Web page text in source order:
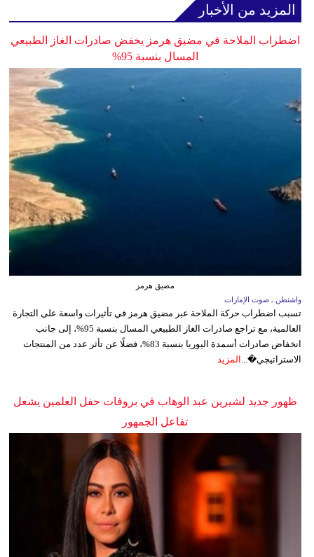
المزيد من الأخبار
اضطراب الملاحة في مضيق هرمز يخفض صادرات الغاز الطبيعي
المسال بنسبة 95%
مضيق هرمز
واشنطن ـ صوت الإمارات
تسبب اضطراب حركة الملاحة عبر مضيق هرمز في تأثيرات واسعة على التجارة
العالمية، مع تراجع صادرات الغاز الطبيعي المسال بنسبة 95%، إلى جانب
انخفاض صادرات أسمدة اليوريا بنسبة 83%، فضلًا عن تأثر عدد من المنتجات
الاستراتيجي�... المزيد
ظهور جديد لشيرين عبد الوهاب في بروفات حفل العلمين يشعل
تفاعل الجمهور